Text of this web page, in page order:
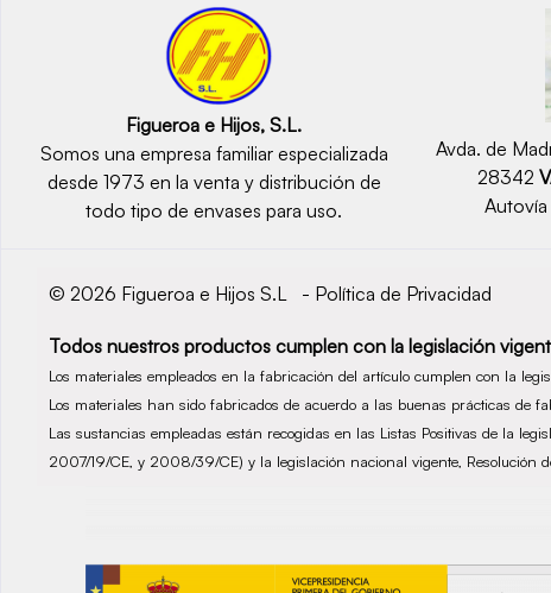
Figueroa e Hijos, S.L.
Somos una empresa familiar especializada
desde 1973 en la venta y distribución de
todo tipo de envases para uso.
Avda. de
28342
© 2026 Figueroa e Hijos S.L - Política de Privacidad
Todos nuestros productos cumplen con la legislación
Los materiales empleados en la fabricación del artículo cumplen con la
Los materiales han sido fabricados de acuerdo a las buenas prácticas de
Las sustancias empleadas están recogidas en las Listas Positivas de la
2007/19/CE, y 2008/39/CE) y la legislación nacional vigente,